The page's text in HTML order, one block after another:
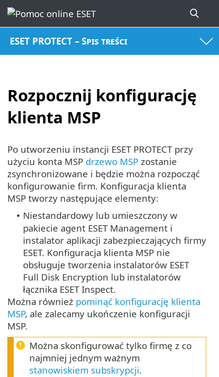
ESET PROTECT – Spis treści
Rozpocznij konfigurację
klienta MSP
Po utworzeniu instancji ESET PROTECT przy
użyciu konta MSP drzewo MSP zostanie
zsynchronizowane i będzie można rozpocząć
konfigurowanie firm. Konfiguracja klienta
MSP tworzy następujące elementy:
• Niestandardowy lub umieszczony w
pakiecie agent ESET Management i
instalator aplikacji zabezpieczających firmy
ESET. Konfiguracja klienta MSP nie
obsługuje tworzenia instalatorów ESET
Full Disk Encryption lub instalatorów
łącznika ESET Inspect.
Można również pominąć konfigurację klienta
MSP, ale zalecamy ukończenie konfiguracji
MSP.
Można skonfigurować tylko firmę z co
najmniej jednym ważnym
stanowiskiem subskrypcji.